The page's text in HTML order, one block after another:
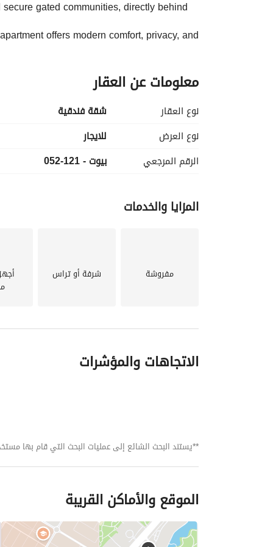
gated communities, directly behind
offers modern comfort, privacy, and
معلومات عن العقار
نوع العقار
شقة فندقية
نوع العرض
للايجار
الرقم المرجعي
بيوت - 121-052
المزايا والخدمات
مفروشة شرفة أو تراس
الاتجاهات والمؤشرات
**يستند البحث الشائع إلى عمليات البحث التي قام بها مستخدمي
الموقع والأماكن القريبة